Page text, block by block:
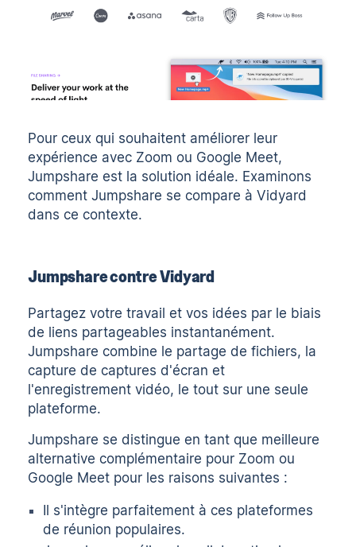
Pour ceux qui souhaitent améliorer leur
expérience avec Zoom ou Google Meet,
Jumpshare est la solution idéale. Examinons
comment Jumpshare se compare à Vidyard
dans ce contexte.
Jumpshare contre Vidyard
Partagez votre travail et vos idées par le biais
de liens partageables instantanément.
Jumpshare combine le partage de fichiers, la
capture de captures d'écran et
l'enregistrement vidéo, le tout sur une seule
plateforme.
Jumpshare se distingue en tant que meilleure
alternative complémentaire pour Zoom ou
Google Meet pour les raisons suivantes :
Il s'intègre parfaitement à ces plateformes
de réunion populaires.